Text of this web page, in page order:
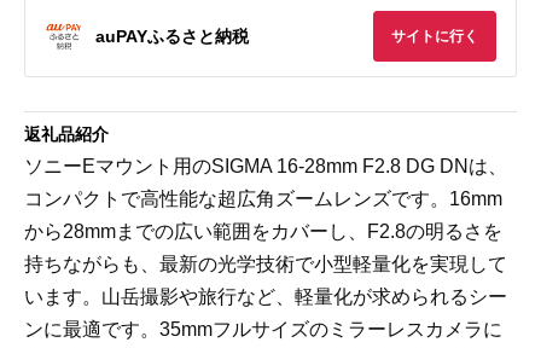
auPAYふるさと納税 サイトに行く
返礼品紹介
ソニーEマウント用のSIGMA 16-28mm F2.8 DG DNは、
コンパクトで高性能な超広角ズームレンズです。16mm
から28mmまでの広い範囲をカバーし、F2.8の明るさを
持ちながらも、最新の光学技術で小型軽量化を実現して
います。山岳撮影や旅行など、軽量化が求められるシー
ンに最適です。35mmフルサイズのミラーレスカメラに